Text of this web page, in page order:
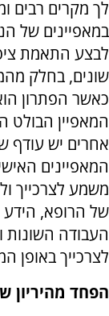
לך מקרים רבים
במאפיינים של
לבצע התאמת
שונים, בחלק
כאשר הפתרון
המאפיין הבולט
אחרים יש עודף
המאפיינים
משמע לצרכייך
של הרופא, הידע
העבודה השונות
לצרכייך באופן
הפחד מהיריון